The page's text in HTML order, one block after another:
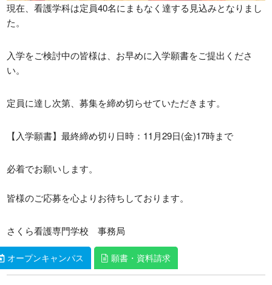
オープンキャンパス 願書・資料請求
オープンキャンパス 願書・資料請求
現在、看護学科は定員40名にまもなく達する見込みとなりまし
た。
入学をご検討中の皆様は、お早めに入学願書をご提出くださ
い。
定員に達し次第、募集を締め切らせていただきます。
【入学願書】最終締め切り日時：11月29日(金)17時まで
必着でお願いします。
皆様のご応募を心よりお待ちしております。
さくら看護専門学校 事務局